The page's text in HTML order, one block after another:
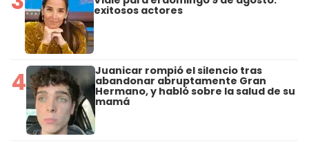
exitosos actores
4 Juanicar rompió el silencio tras
abandonar abruptamente Gran
Hermano, y habló sobre la salud de su
mamá